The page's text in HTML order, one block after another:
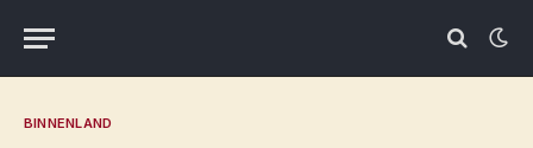
BINNENLAND